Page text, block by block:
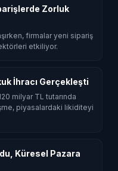
Zorluk
firmalar yeni sipariş
etkiliyor.
İhracı Gerçekleşti
milyar TL tutarında
piyasalardaki likiditeyi
Küresel Pazara